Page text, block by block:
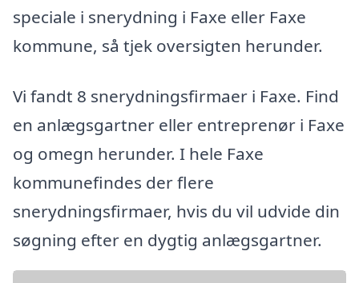
speciale i snerydning i Faxe eller Faxe
kommune, så tjek oversigten herunder.
Vi fandt 8 snerydningsfirmaer i Faxe. Find
en anlægsgartner eller entreprenør i Faxe
og omegn herunder. I hele Faxe
kommunefindes der flere
snerydningsfirmaer, hvis du vil udvide din
søgning efter en dygtig anlægsgartner.